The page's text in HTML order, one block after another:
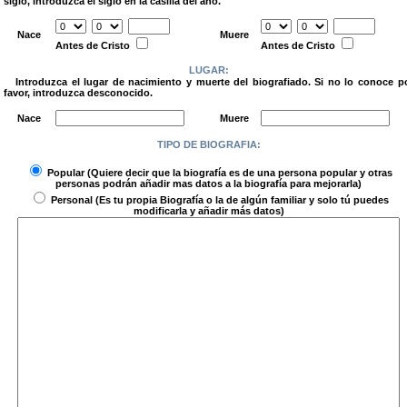
Nace
Antes de Cristo
Muere
Antes de Cristo
LUGAR:
Introduzca el lugar de nacimiento y muerte del biografiado. Si no lo conoce
favor, introduzca desconocido.
Nace
Muere
TIPO DE BIOGRAFIA:
Popular(Quiere decir que la biografía es de una persona popular y otras
personas podrán añadir mas datos a la biografía para mejorarla)
Personal(Es tu propia Biografía o la de algún familiar y solo tú puedes
modificarla y añadir más datos)